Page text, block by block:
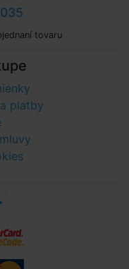
tovaru
platby